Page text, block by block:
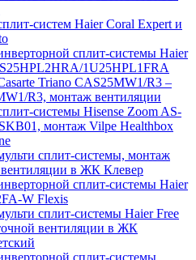
систем Haier Coral Expert и
сплит-системы Haier
1U25HPL1FRA
Triano CAS25MW1/R3 –
R3, монтаж вентиляции
системы Hisense Zoom AS-
монтаж Vilpe Healthbox
сплит-системы, монтаж
в ЖК Клевер
сплит-системы Haier
W Flexis
сплит-системы Haier Free
вентиляции в ЖК
сплит-системы